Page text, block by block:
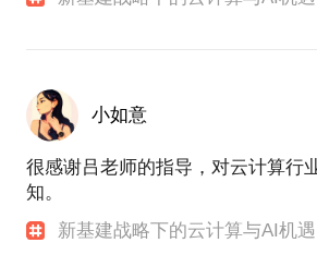
小如意
很感谢吕老师的指导，对云计算行
知。
新基建战略下的云计算与AI机遇